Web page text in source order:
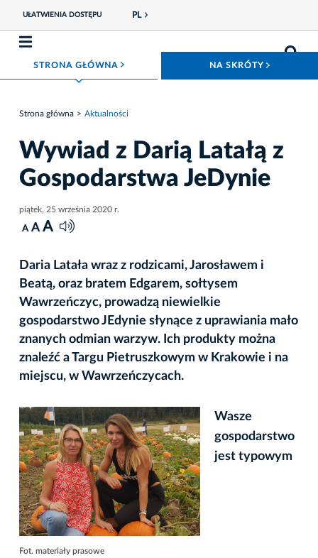
UŁATWIENIA DOSTĘPU PL
STRONA GŁÓWNA ROZWIŃ MENU NA SKRÓTY
Strona główna Aktualności
Wywiad z Darią Latałą z
Gospodarstwa JeDynie
piątek, 25 września 2020 r.
A A A
Daria Latała wraz z rodzicami, Jarosławem i
Beatą, oraz bratem Edgarem, sołtysem
Wawrzeńczyc, prowadzą niewielkie
gospodarstwo JEdynie słynące z uprawiania mało
znanych odmian warzyw. Ich produkty można
znaleźć a Targu Pietruszkowym w Krakowie i na
miejscu, w Wawrzeńczycach.
Fot. materiały prasowe
Wasze
gospodarstwo
jest typowym